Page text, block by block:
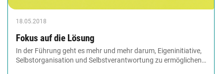
18.05.2018
Fokus auf die Lösung
In der Führung geht es mehr und mehr darum, Eigeninitiative,
Selbstorganisation und Selbstverantwortung zu ermöglichen.